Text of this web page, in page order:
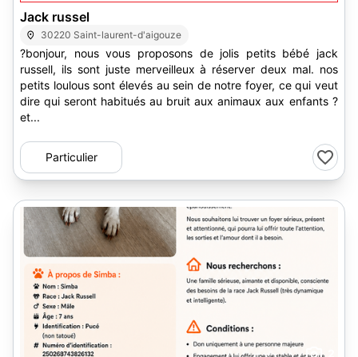
Jack russel
30220 Saint-laurent-d'aigouze
?bonjour, nous vous proposons de jolis petits bébé jack
russell, ils sont juste merveilleux à réserver deux mal. nos
petits loulous sont élevés au sein de notre foyer, ce qui veut
dire qui seront habitués au bruit aux animaux aux enfants ?
et...
Particulier